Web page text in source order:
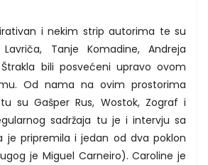
i nekim strip autorima te su
Tanje Komadine, Andreja
bili posvećeni upravo ovom
Od nama na ovim prostorima
su Gašper Rus, Wostok, Zograf i
sadržaja tu je i intervju sa
je pripremila i jedan od dva poklon
je Miguel Carneiro). Caroline je